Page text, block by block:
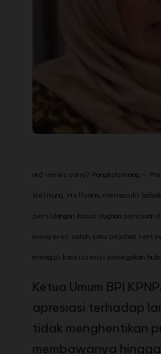
ard-news.com// Pangkalpinang —
Belitung, Hellyana, memasuki
persidangan kasus dugaan penipuan
menyeret salah satu pejabat
menguji konsistensi penegakan
Ketua Umum BPI
apresiasi terhadap
tidak menghentikan
membawanya hingga